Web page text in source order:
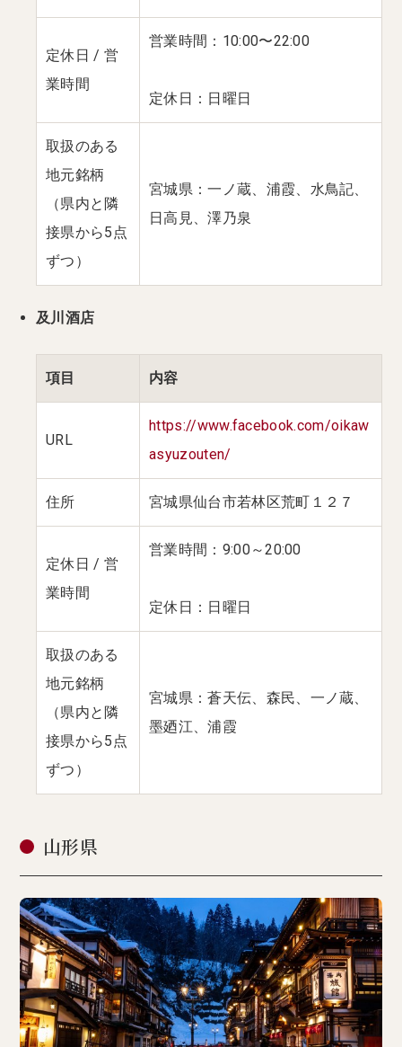
定休日 / 営
業時間
営業時間：10:00〜22:00
定休日：日曜日
取扱のある
地元銘柄
（県内と隣
接県から5点
ずつ）
宮城県：一ノ蔵、浦霞、水鳥記、
日高見、澤乃泉
及川酒店
項目 内容
URL
https://www.facebook.com/oikaw
asyuzouten/
住所 宮城県仙台市若林区荒町１２７
定休日 / 営
業時間
営業時間：9:00～20:00
定休日：日曜日
取扱のある
地元銘柄
（県内と隣
接県から5点
ずつ）
宮城県：蒼天伝、森民、一ノ蔵、
墨廼江、浦霞
山形県